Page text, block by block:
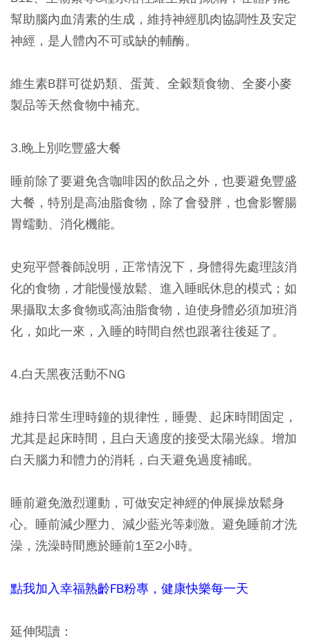
幫助腦內血清素的生成，維持神經肌肉協調性及安定
神經，是人體內不可或缺的輔酶。
維生素B群可從奶類、蛋黃、全穀類食物、全麥小麥
製品等天然食物中補充。
3.晚上別吃豐盛大餐
睡前除了要避免含咖啡因的飲品之外，也要避免豐盛
大餐，特別是高油脂食物，除了會發胖，也會影響腸
胃蠕動、消化機能。
史宛平營養師說明，正常情況下，身體得先處理該消
化的食物，才能慢慢放鬆、進入睡眠休息的模式；如
果攝取太多食物或高油脂食物，迫使身體必須加班消
化，如此一來，入睡的時間自然也跟著往後延了。
4.白天黑夜活動不NG
維持日常生理時鐘的規律性，睡覺、起床時間固定，
尤其是起床時間，且白天適度的接受太陽光線。增加
白天腦力和體力的消耗，白天避免過度補眠。
睡前避免激烈運動，可做安定神經的伸展操放鬆身
心。睡前減少壓力、減少藍光等刺激。避免睡前才洗
澡，洗澡時間應於睡前1至2小時。
點我加入幸福熟齡FB粉專，健康快樂每一天
延伸閱讀：